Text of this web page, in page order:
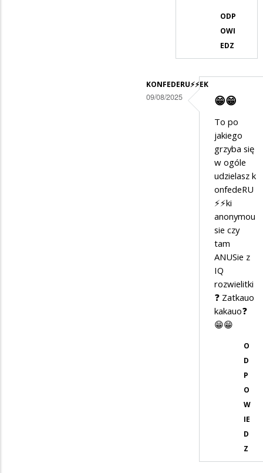
ODP
OWI
EDZ
KONFEDERU⚡️⚡️EK
09/08/2025 😁😁
To po
jakiego
grzyba się
w ogóle
udzielasz k
onfedeRU
⚡️⚡️ki
anonymou
sie czy
tam
ANUSie z
IQ
rozwielitki
❓ Zatkauo
kakauo❓
😁😁
O
D
P
O
W
IE
D
Z